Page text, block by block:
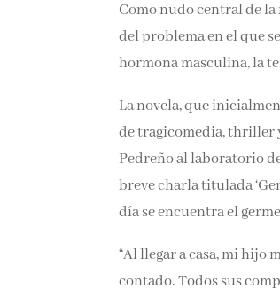
Como nudo central de la
del problema en el que
hormona masculina, la
La novela, que
de tragicomedia, thriller
Pedreño al laboratorio
breve charla titulada
día se encuentra el
“Al llegar a casa, mi hijo
contado. Todos sus